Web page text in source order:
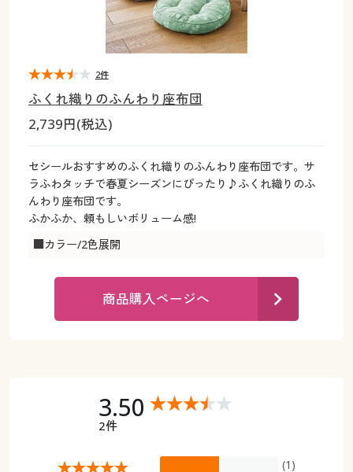
カーテン・ラグ・ファブリック
ジュニア・ティーンズ下着
大きいサイズ通販すべて
大きいサイズ レディース服
大きいサイズ レディース下着
大きいサイズ メンズ
大きいサイズ 事務・制服
バーゲンセール
シークレットセール
詳細検索
商品カテゴリ一覧
カタログ・チラシからのご注文
デジタルカタログ
カタログ無料プレゼント
会員メニュー
ジュニア・ティーンズ下着
大きいサイズ レディース服
大きいサイズ レディース下着
シークレットセール
商品カテゴリ一覧
カタログ
デジタルカタログ
カタログ無料プレゼント
ふくれ織りのふんわり座布団
2,739円(税込)
セシールおすすめのふくれ織りのふんわり座布団です。サ
ラふわタッチで春夏シーズンにぴったり♪ふくれ織りのふ
んわり座布団です。
ふかふか、頼もしいボリューム感!
■カラー/2色展開
2件
商品購入ページへ
3.50
2件
(1)